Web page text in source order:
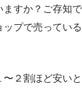
ますか？ご存知で
プで売っている
２割ほど安いと